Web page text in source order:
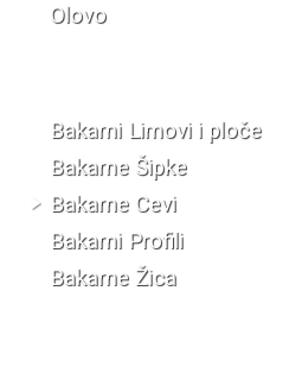
Olovo
Bakarni Limovi i ploče
Bakarne Šipke
Bakarne Cevi
Bakarni Profili
Bakarne Žica